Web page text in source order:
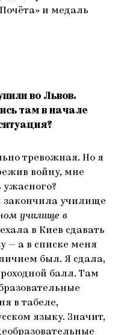
и медаль
во Львов.
там в начале
тревожная. Но я
войну, мне
ужасного?
закончила училище
училище в
в Киев сдавать
— а в списке меня
был. Я сдала,
балл. Там
в табеле,
языку. Значит,